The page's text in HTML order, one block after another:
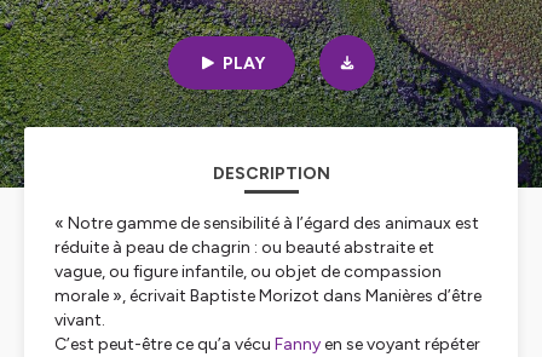
PLAY
DESCRIPTION
« Notre gamme de sensibilité à l’égard des animaux est
réduite à peau de chagrin : ou beauté abstraite et
vague, ou figure infantile, ou objet de compassion
morale », écrivait Baptiste Morizot dans Manières d’être
vivant.
C’est peut-être ce qu’a vécu Fannyen se voyant répéter